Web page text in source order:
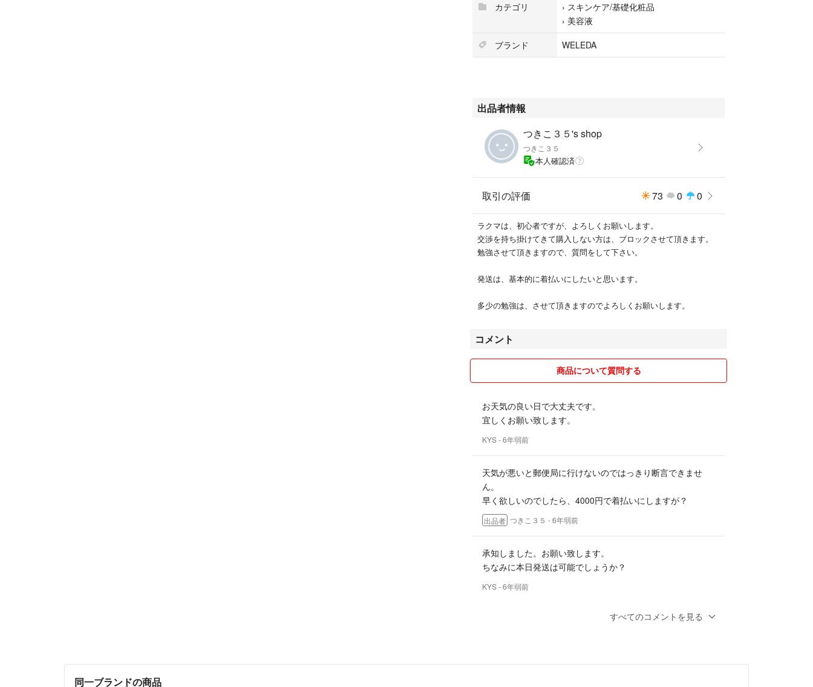
カテゴリ
› スキンケア/基礎化粧品
› 美容液
ブランド
WELEDA
出品者情報
つきこ３５'s shop
つきこ３５
本人確認済
取引の評価 73 0 0
ラクマは、初心者ですが、よろしくお願いします。
交渉を持ち掛けてきて購入しない方は、ブロックさせて頂きます。
勉強させて頂きますので、質問をして下さい。
発送は、基本的に着払いにしたいと思います。
多少の勉強は、させて頂きますのでよろしくお願いします。
コメント
商品について質問する
お天気の良い日で大丈夫です。
宜しくお願い致します。
KYS- 6年弱前
天気が悪いと郵便局に行けないのではっきり断言できませ
ん。
早く欲しいのでしたら、4000円で着払いにしますが？
出品者 つきこ３５ - 6年弱前
承知しました。お願い致します。
ちなみに本日発送は可能でしょうか？
KYS- 6年弱前
保証なしの定形外発送でよろしければ、承ります。
出品者 つきこ３５- 6年弱前
すべてのコメントを見る
同一ブランドの商品